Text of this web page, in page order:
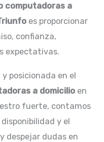
computadoras a
es proporcionar
confianza,
expectativas.
posicionada en el
a domicilio en
fuerte, contamos
y el
despejar dudas en